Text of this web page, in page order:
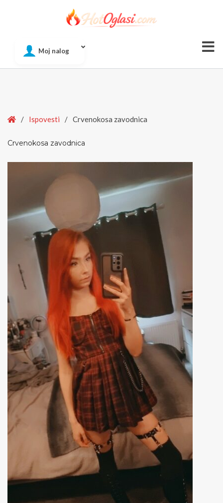
Moj nalog
Home
/ Ispovesti / Crvenokosa zavodnica
Crvenokosa zavodnica